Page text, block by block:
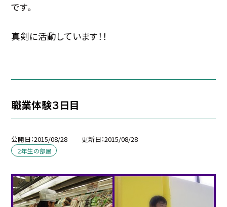
です。
真剣に活動しています！！
職業体験３日目
公開日 2015/08/28 更新日 2015/08/28
２年生の部屋